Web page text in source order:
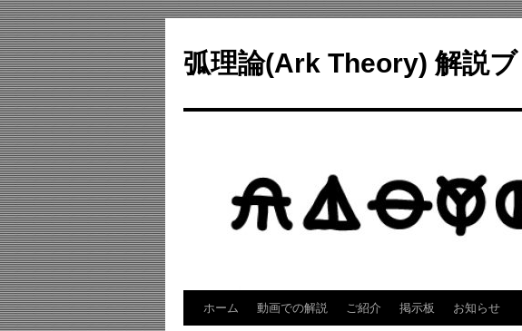
テ
ン
へ
弧理論(Ark Theory) 解説
ホーム 動画での解説 ご紹介 掲示板 お知らせ